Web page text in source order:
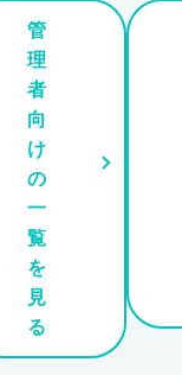
管
理
者
向
け
の
一
覧
を
見
る